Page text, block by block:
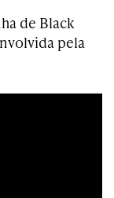
de Black
pela